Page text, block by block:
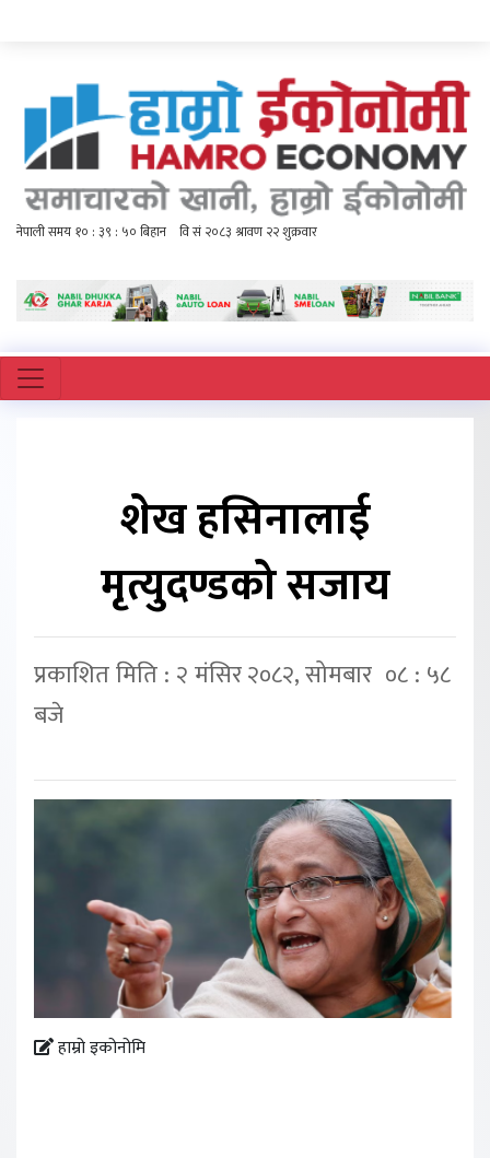
शेख हसिनालाई
मृत्युदण्डको सजाय
प्रकाशित मिति : २ मंसिर २०८२, सोमबार ०८ : ५८
बजे
हाम्रो इकोनोमि